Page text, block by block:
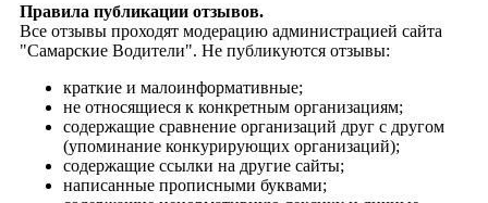
Правила публикации отзывов.
Все отзывы проходят модерацию администрацией сайта
"Самарские Водители". Не публикуются отзывы:
краткие и малоинформативные;
не относящиеся к конкретным организациям;
содержащие сравнение организаций друг с другом
(упоминание конкурирующих организаций);
содержащие ссылки на другие сайты;
написанные прописными буквами;